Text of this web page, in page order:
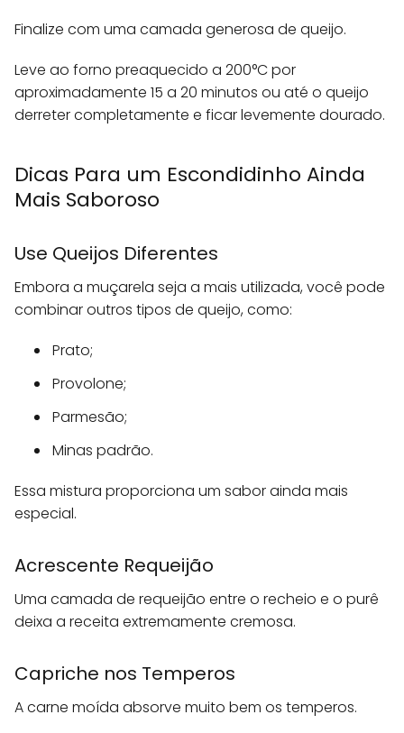
Finalize com uma camada generosa de queijo.
Leve ao forno preaquecido a 200°C por
aproximadamente 15 a 20 minutos ou até o queijo
derreter completamente e ficar levemente dourado.
Dicas Para um Escondidinho Ainda
Mais Saboroso
Use Queijos Diferentes
Embora a muçarela seja a mais utilizada, você pode
combinar outros tipos de queijo, como:
Prato;
Provolone;
Parmesão;
Minas padrão.
Essa mistura proporciona um sabor ainda mais
especial.
Acrescente Requeijão
Uma camada de requeijão entre o recheio e o purê
deixa a receita extremamente cremosa.
Capriche nos Temperos
A carne moída absorve muito bem os temperos.